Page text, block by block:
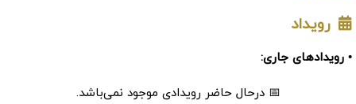
رویداد
• رویدادهای جاری:
📅 درحال حاضر رویدادی موجود نمی‌باشد.